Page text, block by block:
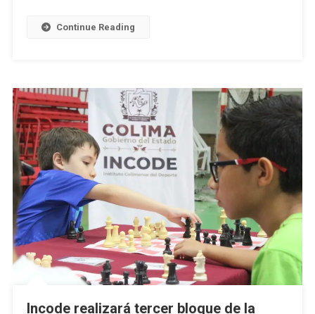
Continue Reading
Incode realizará tercer bloque de la